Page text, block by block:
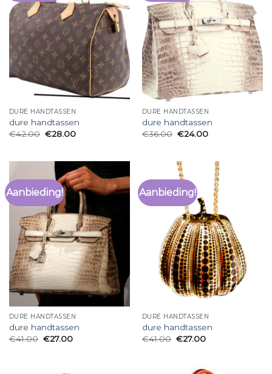
DURE HANDTASSEN
dure handtassen
€42.00 €28.00
DURE HANDTASSEN
dure handtassen
€36.00 €24.00
Aanbieding!
DURE HANDTASSEN
dure handtassen
€41.00 €27.00
Aanbieding!
DURE HANDTASSEN
dure handtassen
€41.00 €27.00